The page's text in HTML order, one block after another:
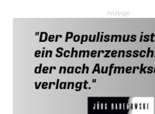
Anzeige